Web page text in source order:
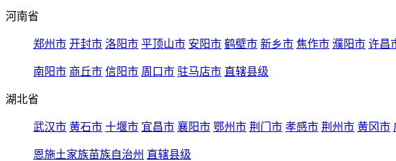
河南省
郑州市 开封市 洛阳市 平顶山市 安阳市 鹤壁市 新乡市 焦作市 濮阳市 许昌
南阳市 商丘市 信阳市 周口市 驻马店市 直辖县级
湖北省
武汉市 黄石市 十堰市 宜昌市 襄阳市 鄂州市 荆门市 孝感市 荆州市 黄冈市
恩施土家族苗族自治州 直辖县级